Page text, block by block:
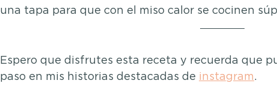
una tapa para que con el miso calor se cocinen
Espero que disfrutes esta receta y recuerda que
paso en mis historias destacadas de instagram.